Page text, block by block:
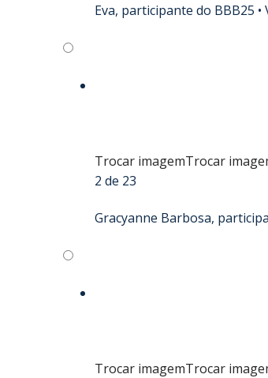
Eva, participante do BBB25 •
Trocar imagemTrocar
2 de 23
Gracyanne Barbosa,
Trocar imagemTrocar